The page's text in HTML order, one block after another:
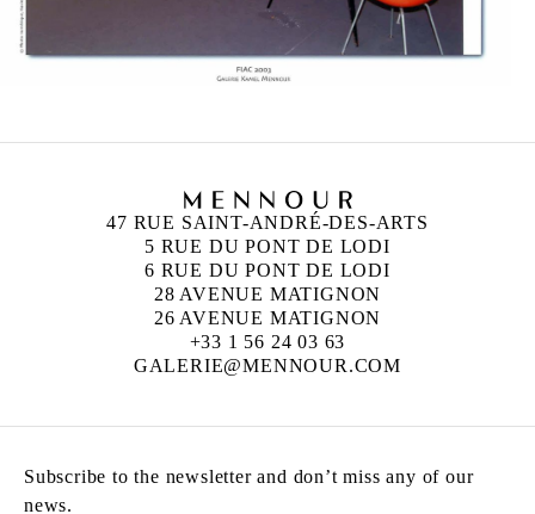
47 RUE SAINT-ANDRÉ-DES-ARTS
5 RUE DU PONT DE LODI
6 RUE DU PONT DE LODI
28 AVENUE MATIGNON
26 AVENUE MATIGNON
+33 1 56 24 03 63
GALERIE@MENNOUR.COM
Subscribe to the newsletter and don’t miss any of our
news.